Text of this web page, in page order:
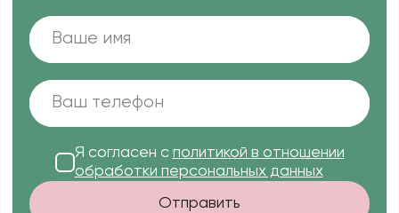
Я согласен с политикой в отношении
обработки персональных данных
Отправить